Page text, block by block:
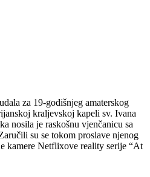
za 19-godišnjeg amaterskog
kraljevskoj kapeli sv. Ivana
nosila je raskošnu vjenčanicu sa
su se tokom proslave njenog
kamere Netflixove reality serije “At